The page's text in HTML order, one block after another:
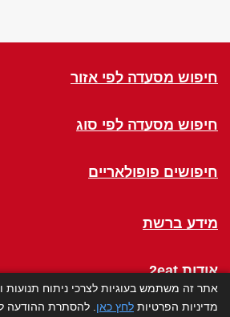
חיפוש מסעדה לפי אזור
חיפוש מסעדה לפי סוג
חיפושים פופולאריים
מידע ברשת
אודות 2eat
a Table
אתר זה משתמש בעוגיות לצרכי ניתוח תנועות
מדיניות הפרטיות לחץ כאן . להסתרת ההודעה